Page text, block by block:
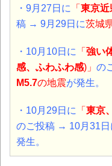
・9月27日に 「 東京近
稿 → 9月29日に茨城
・10月10日に 「 強い
感、 ふわふわ感)」 の
M5.7の地震が発生。
・10月29日に 「 東京
のご投稿 → 10月31日
発生。